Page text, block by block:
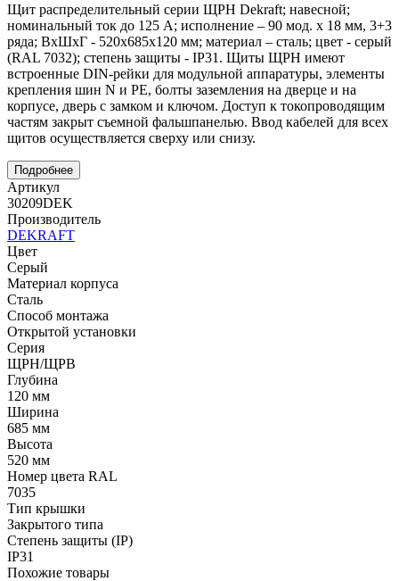
Щит распределительный серии ЩРН Dekraft; навесной;
номинальный ток до 125 А; исполнение – 90 мод. х 18 мм, 3+3
ряда; ВхШхГ - 520х685х120 мм; материал – сталь; цвет - серый
(RAL 7032); степень защиты - IP31. Щиты ЩРН имеют
встроенные DIN-рейки для модульной аппаратуры, элементы
крепления шин N и PE, болты заземления на дверце и на
корпусе, дверь с замком и ключом. Доступ к токопроводящим
частям закрыт съемной фальшпанелью. Ввод кабелей для всех
щитов осуществляется сверху или снизу.
Подробнее
Артикул
30209DEK
Производитель
DEKRAFT
Цвет
Серый
Материал корпуса
Сталь
Способ монтажа
Открытой установки
Серия
ЩРН/ЩРВ
Глубина
120 мм
Ширина
685 мм
Высота
520 мм
Номер цвета RAL
7035
Тип крышки
Закрытого типа
Степень защиты (IP)
IP31
Похожие товары